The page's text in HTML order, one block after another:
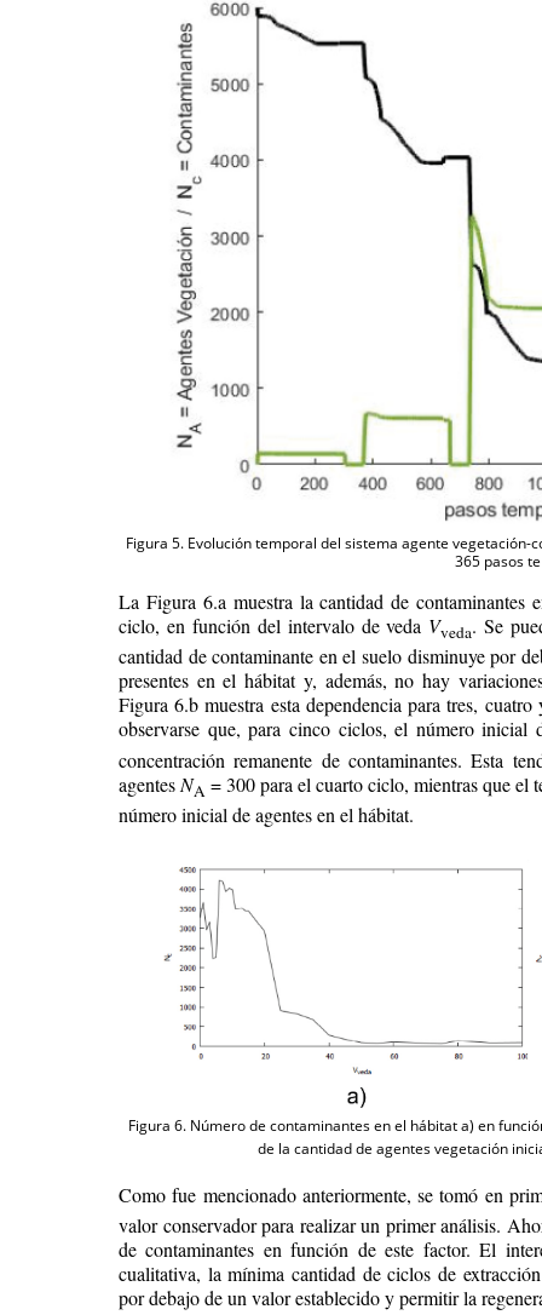
Figura 5. Evolución temporal del sistema agente
365 pasos
La Figura 6.a muestra la cantidad de
ciclo, en función del intervalo de veda Vveda. Se
cantidad de contaminante en el suelo disminuye por
presentes en el hábitat y, además, no hay
Figura 6.b muestra esta dependencia para tres,
observarse que, para cinco ciclos, el número inicial
concentración remanente de contaminantes. Esta
agentes NA = 300 para el cuarto ciclo, mientras que el
número inicial de agentes en el hábitat.
Figura 6. Número de contaminantes en el hábitat a) en
de la cantidad de agentes vegetación
Como fue mencionado anteriormente, se tomó en
valor conservador para realizar un primer análisis.
de contaminantes en función de este factor. El
cualitativa, la mínima cantidad de ciclos de
por debajo de un valor establecido y permitir la